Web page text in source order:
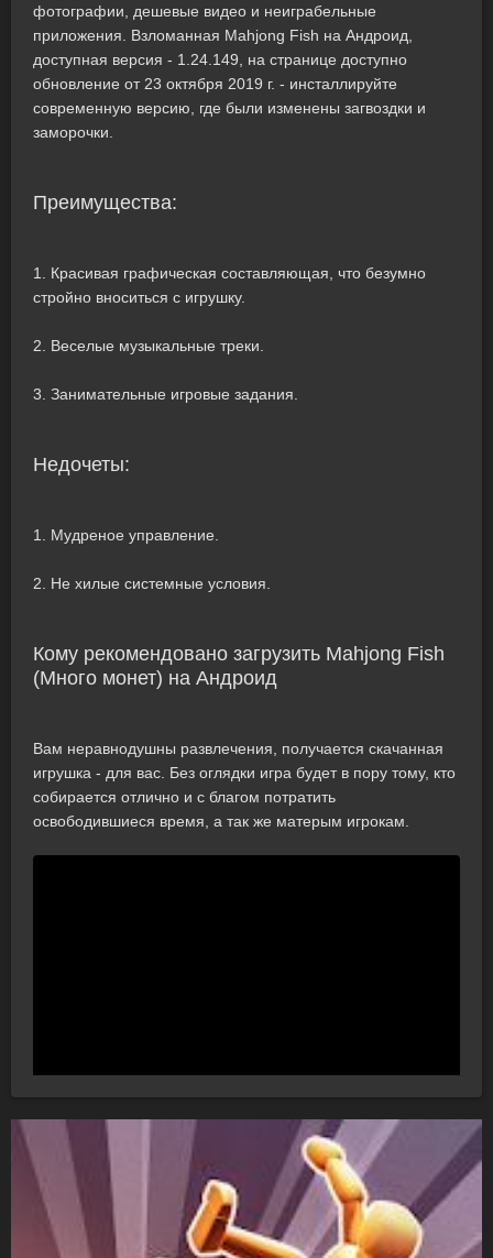
фотографии, дешевые видео и неиграбельные
приложения. Взломанная Mahjong Fish на Андроид,
доступная версия - 1.24.149, на странице доступно
обновление от 23 октября 2019 г. - инсталлируйте
современную версию, где были изменены загвоздки и
заморочки.
Преимущества:
1. Красивая графическая составляющая, что безумно
стройно вноситься с игрушку.
2. Веселые музыкальные треки.
3. Занимательные игровые задания.
Недочеты:
1. Мудреное управление.
2. Не хилые системные условия.
Кому рекомендовано загрузить Mahjong Fish
(Много монет) на Андроид
Вам неравнодушны развлечения, получается скачанная
игрушка - для вас. Без оглядки игра будет в пору тому, кто
собирается отлично и с благом потратить
освободившиеся время, а так же матерым игрокам.